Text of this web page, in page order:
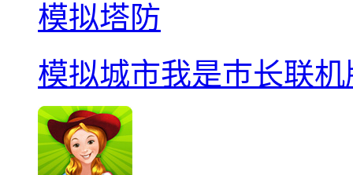
模拟塔防
模拟城市我是巿长联机